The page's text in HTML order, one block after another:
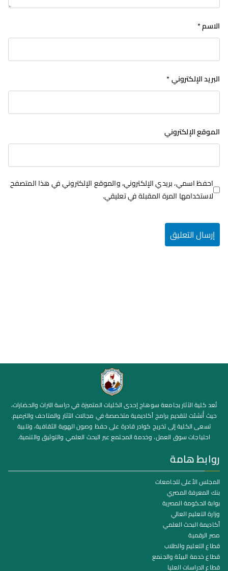
الاسم*
البريد الإلكتروني*
الموقع الإلكتروني
احفظ اسمي، بريدي الإلكتروني، والموقع الإلكتروني في هذا المتصفح
لاستخدامها المرة المقبلة في تعليقي.
تُعد كلية الآثار بجامعة سوهاج إحدى الكليات المتميزة في دراسة التراث والحضارات،
حيث أُنشئت لتقديم برامج أكاديمية متخصصة في مجالات الآثار والمتاحف والترميم.
تسعى الكلية إلى تخريج كوادر قادرة على حفظ وصون الهوية الثقافية، وتلبية
احتياجات سوق العمل، وخدمة المجتمع عبر البحث العلمي والتوثيق والتنمية.
روابط هامة
المجلس الأعلى للجامعات
بنك المعرفة المصري
بوابة الحكومة المصرية
وزارة التعليم العالي
أكاديمة البحث العلمي
مصر الرقمية
قطاع التعليم والطلاب
قطاع خدمة البيئة والجنمع
قطاع الدراسات العليا